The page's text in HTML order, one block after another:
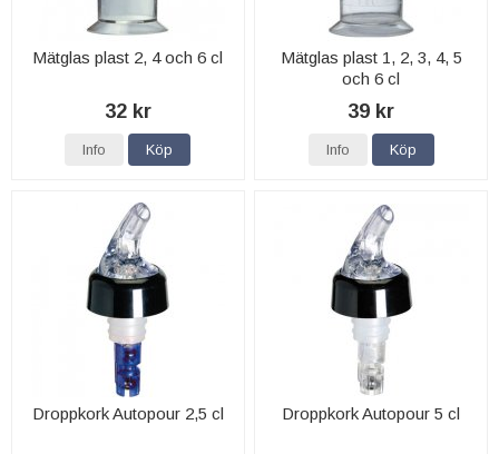
Mätglas plast 2, 4 och 6 cl
32 kr
Info Köp
Mätglas plast 1, 2, 3, 4, 5
och 6 cl
39 kr
Info Köp
Droppkork Autopour 2,5 cl Droppkork Autopour 5 cl